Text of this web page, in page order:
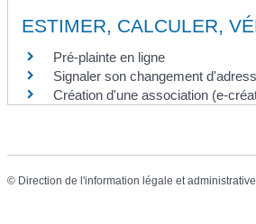
ESTIMER, CALCULER,
Pré-plainte en ligne
Signaler son changement
Création d'une association (e-
© Direction de l'information légale et administrative